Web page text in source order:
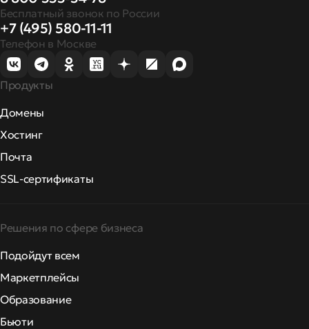
Бесплатный звонок по России
+7 (495) 580-11-11
Телефон в Москве
Продукты
Домены
Хостинг
Почта
SSL-сертификаты
Решения по сфере бизнеса
Подойдут всем
Маркетплейсы
Образование
Бьюти